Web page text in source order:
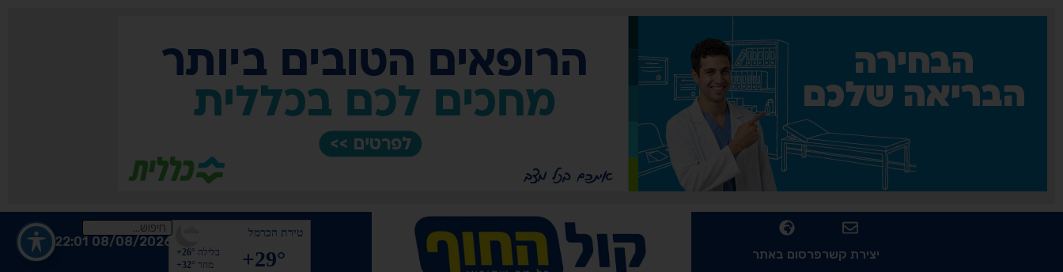
פרסום באתריצירת קשר
טירת הכרמל
+29° בלילה +26°
מחר +32°
08/08/2026 22:01